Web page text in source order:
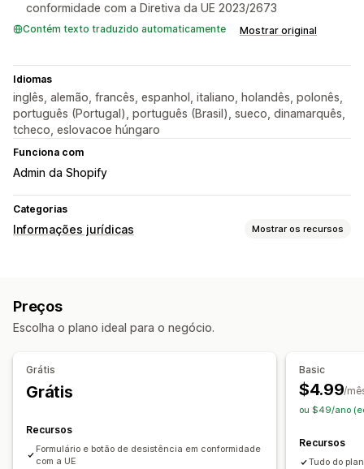
conformidade com a Diretiva da UE 2023/2673
Contém texto traduzido automaticamente Mostrar original
Idiomas
inglês, alemão, francês, espanhol, italiano, holandês, polonês,
português (Portugal), português (Brasil), sueco, dinamarquês,
tcheco, eslovacoe húngaro
Funciona com
Admin da Shopify
Categorias
Informações jurídicas Mostrar os recursos
Gestão de políticas
Em vários idiomas
Preços
Escolha o plano ideal para o negócio.
Grátis
Grátis
Recursos
Formulário e botão de desistência em conformidade
com a UE
Basic
$4.99/
ou $49/ano
Recursos
Tudo do